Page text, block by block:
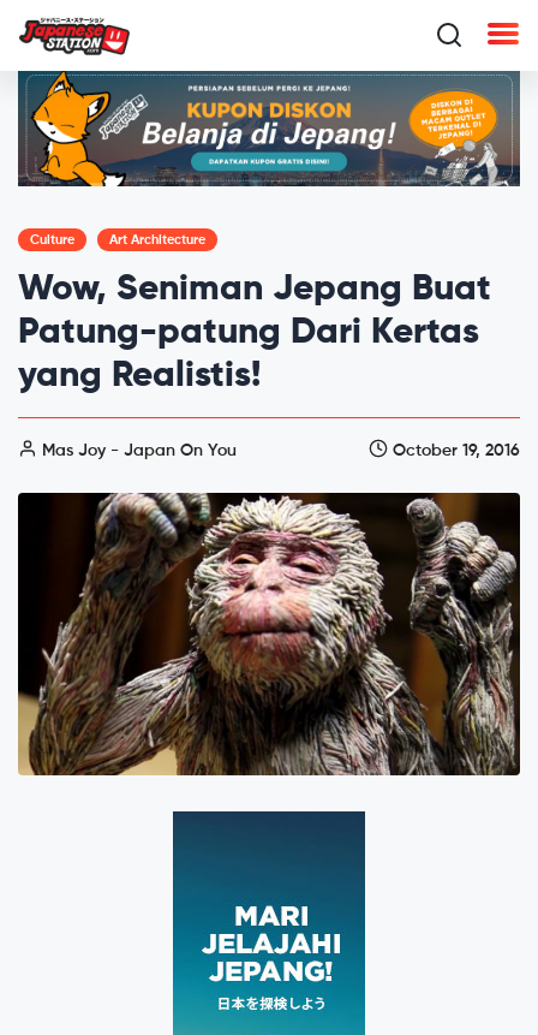
Culture Art Architecture
Wow, Seniman Jepang Buat
Patung-patung Dari Kertas
yang Realistis!
Mas Joy - Japan On You October 19, 2016